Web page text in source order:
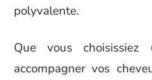
polyvalente.
Que vous
accompagner vos